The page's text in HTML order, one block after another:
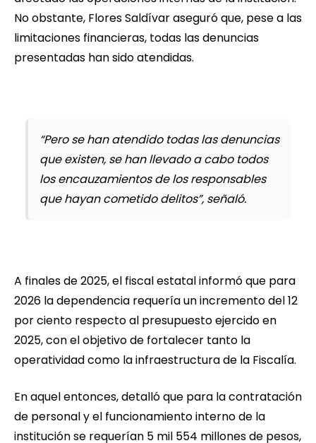
No obstante, Flores Saldívar aseguró que, pese a las
limitaciones financieras, todas las denuncias
presentadas han sido atendidas.
“Pero se han atendido todas las denuncias
que existen, se han llevado a cabo todos
los encauzamientos de los responsables
que hayan cometido delitos”, señaló.
A finales de 2025, el fiscal estatal informó que para
2026 la dependencia requería un incremento del 12
por ciento respecto al presupuesto ejercido en
2025, con el objetivo de fortalecer tanto la
operatividad como la infraestructura de la Fiscalía.
En aquel entonces, detalló que para la contratación
de personal y el funcionamiento interno de la
institución se requerían 5 mil 554 millones de pesos,